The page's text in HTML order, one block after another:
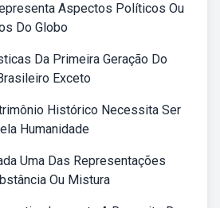
Aspectos Políticos Ou
Do Globo
Da Primeira Geração Do
Exceto
Histórico Necessita Ser
Humanidade
Uma Das Representações
Ou Mistura